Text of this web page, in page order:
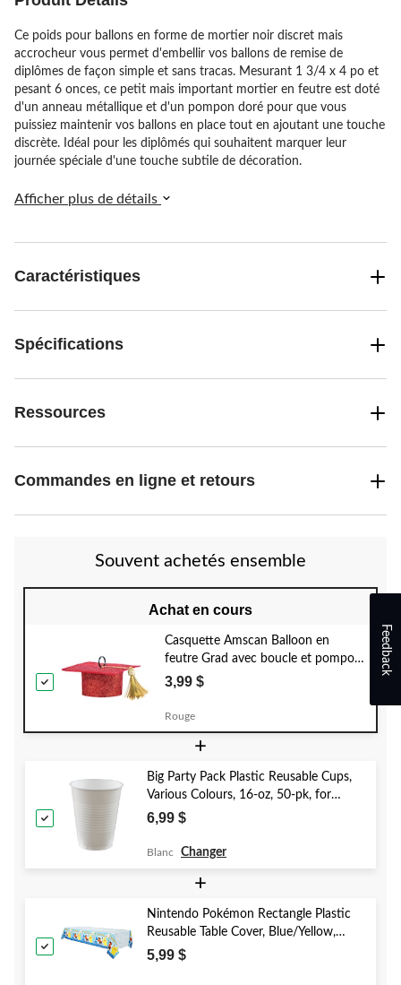
Ce poids pour ballons en forme de mortier noir discret mais
accrocheur vous permet d'embellir vos ballons de remise de
diplômes de façon simple et sans tracas. Mesurant 1 3/4 x 4 po et
pesant 6 onces, ce petit mais important mortier en feutre est doté
d'un anneau métallique et d'un pompon doré pour que vous
puissiez maintenir vos ballons en place tout en ajoutant une touche
discrète. Idéal pour les diplômés qui souhaitent marquer leur
journée spéciale d'une touche subtile de décoration.
Afficher plus de détails
Caractéristiques
Spécifications
Ressources
Commandes en ligne et retours
Souvent achetés ensemble
Achat en cours
Casquette Amscan Balloon en
feutre Grad avec boucle et pompon
de remise des diplômes, 1,75 x 4 po
3,99 $
Rouge
+
Big Party Pack Plastic Reusable Cups,
Various Colours, 16-oz, 50-pk, for
Christmas/Thanksgiving/New Year's
6,99 $
Blanc Changer
+
Nintendo Pokémon Rectangle Plastic
Reusable Table Cover, Blue/Yellow,
54x96-in, for Birthday Party
5,99 $
Feedback